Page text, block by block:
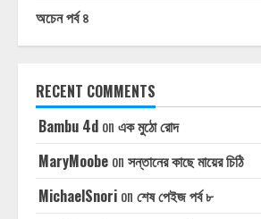
অচেন পর্ব ৪
RECENT COMMENTS
Bambu 4d on এক মুঠো রোদ
MaryMoobe on সন্তানের কাছে মায়ের চিঠি
MichaelSnori on শেষ পেইজ পর্ব ৮